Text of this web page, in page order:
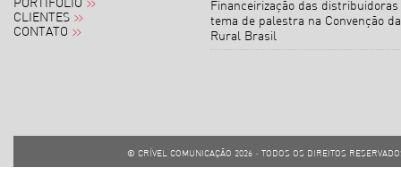
PORTIFOLIO
CLIENTES
CONTATO
Financeirização das distribuidoras
tema de palestra na Convenção da
Rural Brasil
© CRÍVEL COMUNICAÇÃO 2026 - TODOS OS DIREITOS